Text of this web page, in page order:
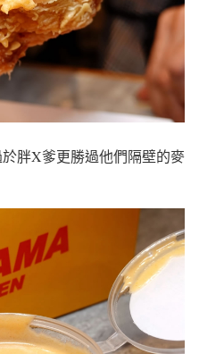
胖X爹更勝過他們隔壁的麥